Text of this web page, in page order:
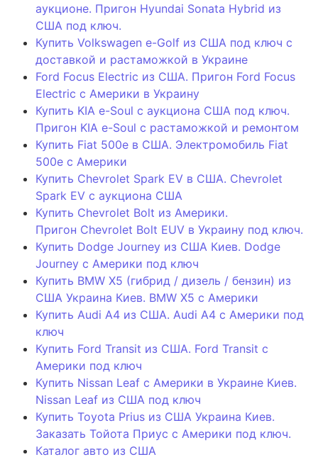
аукционе. Пригон Hyundai Sonata Hybrid из
США под ключ.
Купить Volkswagen e-Golf из США под ключ с
доставкой и растаможкой в Украине
Ford Focus Electric из США. Пригон Ford Focus
Electric с Америки в Украину
Купить KIA e-Soul с аукциона США под ключ.
Пригон KIA e-Soul с растаможкой и ремонтом
Купить Fiat 500e в США. Электромобиль Fiat
500e с Америки
Купить Chevrolet Spark EV в США. Chevrolet
Spark EV с аукциона США
Купить Chevrolet Bolt из Америки.
Пригон Chevrolet Bolt EUV в Украину под ключ.
Купить Dodge Journey из США Киев. Dodge
Journey с Америки под ключ
Купить BMW X5 (гибрид / дизель / бензин) из
США Украина Киев. BMW X5 с Америки
Купить Audi A4 из США. Audi A4 с Америки под
ключ
Купить Ford Transit из США. Ford Transit с
Америки под ключ
Купить Nissan Leaf с Америки в Украине Киев.
Nissan Leaf из США под ключ
Купить Toyota Prius из США Украина Киев.
Заказать Тойота Приус с Америки под ключ.
Каталог авто из США